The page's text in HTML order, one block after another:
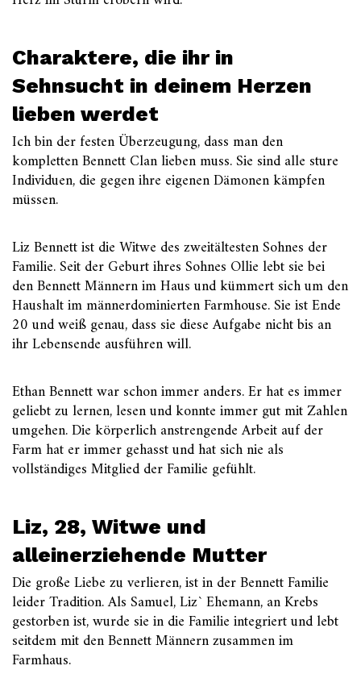
Charaktere, die ihr in
Sehnsucht in deinem Herzen
lieben werdet
Ich bin der festen Überzeugung, dass man den
kompletten Bennett Clan lieben muss. Sie sind alle sture
Individuen, die gegen ihre eigenen Dämonen kämpfen
müssen.
Liz Bennett ist die Witwe des zweitältesten Sohnes der
Familie. Seit der Geburt ihres Sohnes Ollie lebt sie bei
den Bennett Männern im Haus und kümmert sich um den
Haushalt im männerdominierten Farmhouse. Sie ist Ende
20 und weiß genau, dass sie diese Aufgabe nicht bis an
ihr Lebensende ausführen will.
Ethan Bennett war schon immer anders. Er hat es immer
geliebt zu lernen, lesen und konnte immer gut mit Zahlen
umgehen. Die körperlich anstrengende Arbeit auf der
Farm hat er immer gehasst und hat sich nie als
vollständiges Mitglied der Familie gefühlt.
Liz, 28, Witwe und
alleinerziehende Mutter
Die große Liebe zu verlieren, ist in der Bennett Familie
leider Tradition. Als Samuel, Liz` Ehemann, an Krebs
gestorben ist, wurde sie in die Familie integriert und lebt
seitdem mit den Bennett Männern zusammen im
Farmhaus.